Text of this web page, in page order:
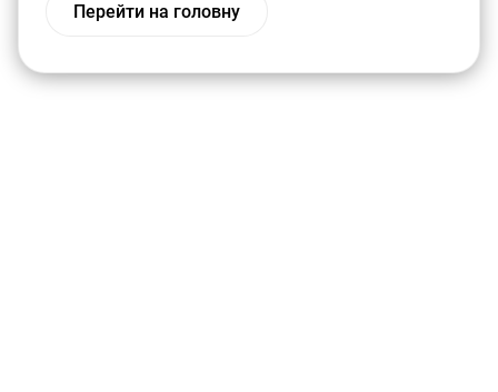
Перейти на головну